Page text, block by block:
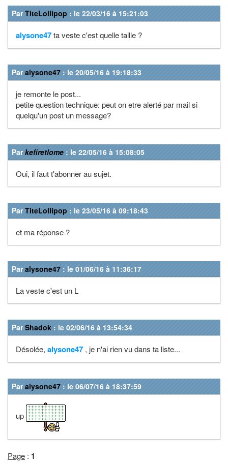
ParTiteLollipop : le 22/03/16 à 15:21:03
alysone47ta veste c'est quelle taille ?
Paralysone47 : le 20/05/16 à 19:18:33
je remonte le post...
petite question technique: peut on etre alerté par mail si
quelqu'un post un message?
Parkefiretlome : le 22/05/16 à 15:08:05
Oui, il faut t'abonner au sujet.
ParTiteLollipop : le 23/05/16 à 09:18:43
et ma réponse ?
Paralysone47 : le 01/06/16 à 11:36:17
La veste c'est un L
ParShadok : le 02/06/16 à 13:54:34
Désolée, alysone47 , je n'ai rien vu dans ta liste...
Paralysone47 : le 06/07/16 à 18:37:59
up
Page : 1